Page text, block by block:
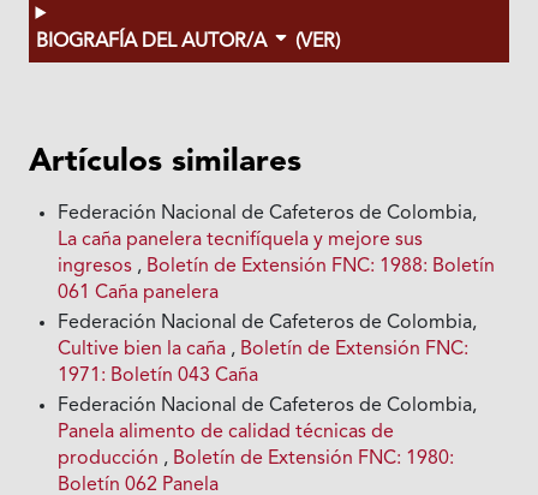
BIOGRAFÍA DEL AUTOR/A (VER)
Artículos similares
Federación Nacional de Cafeteros de Colombia,
La caña panelera tecnifíquela y mejore sus
ingresos , Boletín de Extensión FNC: 1988: Boletín
061 Caña panelera
Federación Nacional de Cafeteros de Colombia,
Cultive bien la caña , Boletín de Extensión FNC:
1971: Boletín 043 Caña
Federación Nacional de Cafeteros de Colombia,
Panela alimento de calidad técnicas de
producción , Boletín de Extensión FNC: 1980:
Boletín 062 Panela